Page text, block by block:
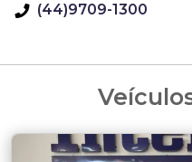
(44)9709-1300